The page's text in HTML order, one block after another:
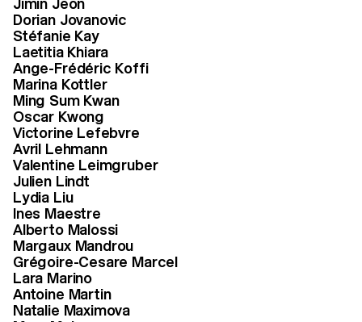
Damian Fopp
Curator, Museum für Gestaltung, Zürich
Jury BA Industrial Design
Jimin Jeon
Dorian Jovanovic
Stéfanie Kay
Laetitia Khiara
Ange-Frédéric Koffi
Marina Kottler
Ming Sum Kwan
Oscar Kwong
Victorine Lefebvre
Avril Lehmann
Valentine Leimgruber
Julien Lindt
Lydia Liu
Ines Maestre
Alberto Malossi
Margaux Mandrou
Grégoire-Cesare Marcel
Lara Marino
Antoine Martin
Natalie Maximova